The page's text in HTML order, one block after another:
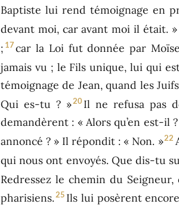
Baptiste lui rend témoignage en
devant moi, car avant moi il était. »
; 17 car la Loi fut donnée par
jamais vu ; le Fils unique, lui qui
témoignage de Jean, quand les
Qui es-tu ? »20Il ne refusa pas
demandèrent : « Alors qu’en est-il
annoncé ? » Il répondit : « Non. »22
qui nous ont envoyés. Que dis-tu
Redressez le chemin du
pharisiens.25 Ils lui posèrent